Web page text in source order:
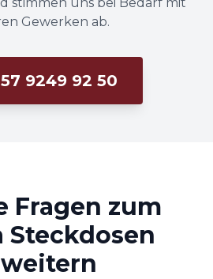
Gewerken ab.
9249 92 50
Fragen zum
Steckdosen